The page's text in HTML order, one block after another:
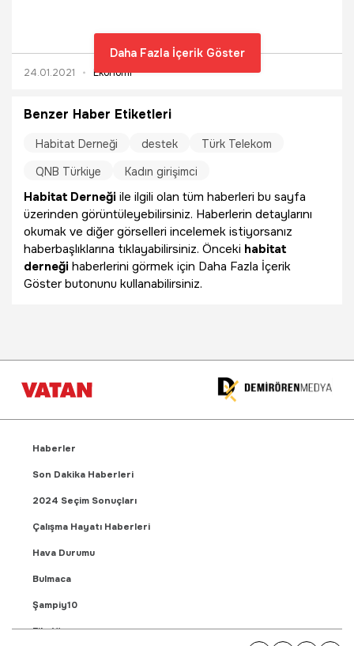
24.01.2021 Ekonomi
Daha Fazla İçerik Göster
Benzer Haber Etiketleri
Habitat Derneği destek
Türk Telekom
QNB Türkiye
Kadın girişimci
Habitat Derneği ile ilgili olan tüm haberleri bu sayfa
üzerinden görüntüleyebilirsiniz. Haberlerin detaylarını
okumak ve diğer görselleri incelemek istiyorsanız
haberbaşlıklarına tıklayabilirsiniz. Önceki habitat
derneği haberlerini görmek için Daha Fazla İçerik
Göster butonunu kullanabilirsiniz.
Haberler
Son Dakika Haberleri
2024 Seçim Sonuçları
Çalışma Hayatı Haberleri
Hava Durumu
Bulmaca
Şampiy10
Fikstür